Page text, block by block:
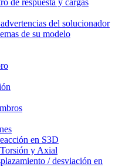
de respuesta y cargas
del solucionador
de su modelo
en S3D
y Axial
/ desviación en